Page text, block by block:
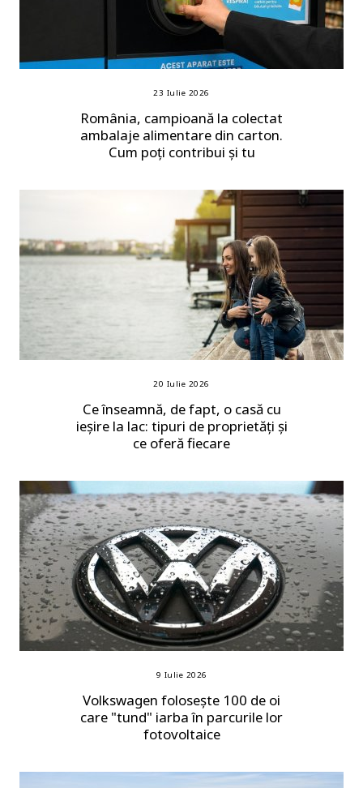
23 Iulie 2026
România, campioană la colectat
ambalaje alimentare din carton.
Cum poți contribui și tu
20 Iulie 2026
Ce înseamnă, de fapt, o casă cu
ieșire la lac: tipuri de proprietăți și
ce oferă fiecare
9 Iulie 2026
Volkswagen folosește 100 de oi
care "tund" iarba în parcurile lor
fotovoltaice